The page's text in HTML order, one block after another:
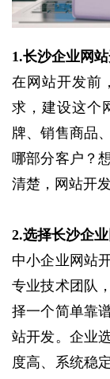
1.长沙企业网
在网站开发前
求，建设这个
牌、销售商品
哪部分客户？
清楚，网站开
2.选择长沙企
中小企业网站
专业技术团队
择一个简单靠
站开发。企业
度高、系统稳